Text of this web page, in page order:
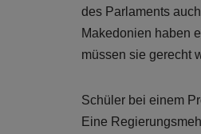
des Parlaments
Makedonien haben
müssen sie gerecht
Schüler bei einem
Eine